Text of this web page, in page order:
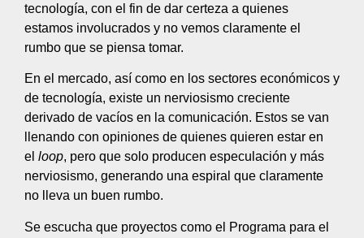
tecnología, con el fin de dar certeza a quienes
estamos involucrados y no vemos claramente el
rumbo que se piensa tomar.
En el mercado, así como en los sectores económicos y
de tecnología, existe un nerviosismo creciente
derivado de vacíos en la comunicación. Estos se van
llenando con opiniones de quienes quieren estar en
el loop, pero que solo producen especulación y más
nerviosismo, generando una espiral que claramente
no lleva un buen rumbo.
Se escucha que proyectos como el Programa para el